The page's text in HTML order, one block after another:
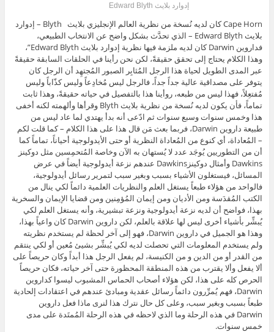
إدوارد بلايث Edward Blyth
Cape Horn كان لديه نُسخة من نظرية العالم الإنجليزي بلايث Blyth – إدوارد
بلايث Edward Blyth – الذي تحدَّث بشكل واضح عن الانتخاب الطبيعي،
فداروين Darwin كان لديه ملزمة فيها نظرية إدوارد بلايث Edward Blyth”،
وهذا الكلام يحتاج إلى تحقق حقيقةً، لكن نحن رأينا في الحلقات السابقة حقيقةً
عبر المدى الطويل لحياة هذا الرجل المُثابِر الصبور المُجتهِد أن الرجل كان
يتوفر على مصداقية عالية جداً جداً، فالرجل ليس مُخادِعاً وليس كذّاباً وليس
مُفتعِلاً، فهذا ليس من طبعه، روأينا هذا بالتفصيل في حياته حقيقةً، وهذا ثابت
تماماً، فأن يكون لديه نُسخة من نظرية بلايث Blyth وقرأها وألهمته لكنه أخفى
هذا وخمس سنوات وسبع سنوات ثم ادّعى أنه بدأ يهتدي لما عاد ليس من
طبيعة داروين Darwin، فربما بعث مَن قال هذا على هذا الكلام – كما قلت لكم
– المُعاداة، أي كنوع من المُعاداة النظرية أو حتى الأيدولوجية أحياناً، تماماً كما
أن من التطوريين يُوجَد عدد لا يُستهان به الآن وخاصة المُتحمِسين مثل دوكينز
Dawkins وأمثال دوكينزDawkins عندهم نزعة أيدولوجية أيضاً في عرض
المسائل، فيستغلون الأشياء بسبب وبغير سبب لتمرير رسائل أيدولوجية،
فالواحد من هؤلاء طبعاً يستغل العلم والنظريات العلمية دائماً لكي ينال من
الكتب المُقدَسة ومن الأديان ومن إيمان المُؤمِنين ومن قضايا الإيمان والسخرية
بهذا، فواضح أن لديه نزعة أيدولوجية ونزعة تبشيرية، وأنه يستغل العلم لكي
يُبشِّر بأشياء أخرى ليس لها علاقة بالعلم، لكن داروين Darwin كان واعياً بهذا،
وهذا هو الجميل في داروين Darwin، فهو إلى آخر لحظة لم يستخدم نظريته
ولم يستخدم المعلومات التي تحصلت لديه لكي يُبشِّر بشيئ مُعين أو لكي ينتقم
من القدر أو من الدين و من الكنيسة، لم يفعل الرجل هذا أبداً وكان حريصاً على
ألا يفعل وألا يقترب من هذه المنطقة المحظورة حتى آخر حياته، فكان حريصاً
الحرص كله على هذا، لكن هؤلاء أصحاب الحماس المشبوب ليسوا كداروين
Darwin، فهم يُمرِّرون دائماً رسائل عقدية ومبادئ عندهم في اعتقادات إلحادية
طبعاً بسبب وبغير سبب، وعلى كل حال نترك هذا لنرى ماذا فعل داروين
Darwin في هذه الرحلة وما الذي لاحظه في هذه الرحلة المُمتَدة على مدى
خمس سنوات.